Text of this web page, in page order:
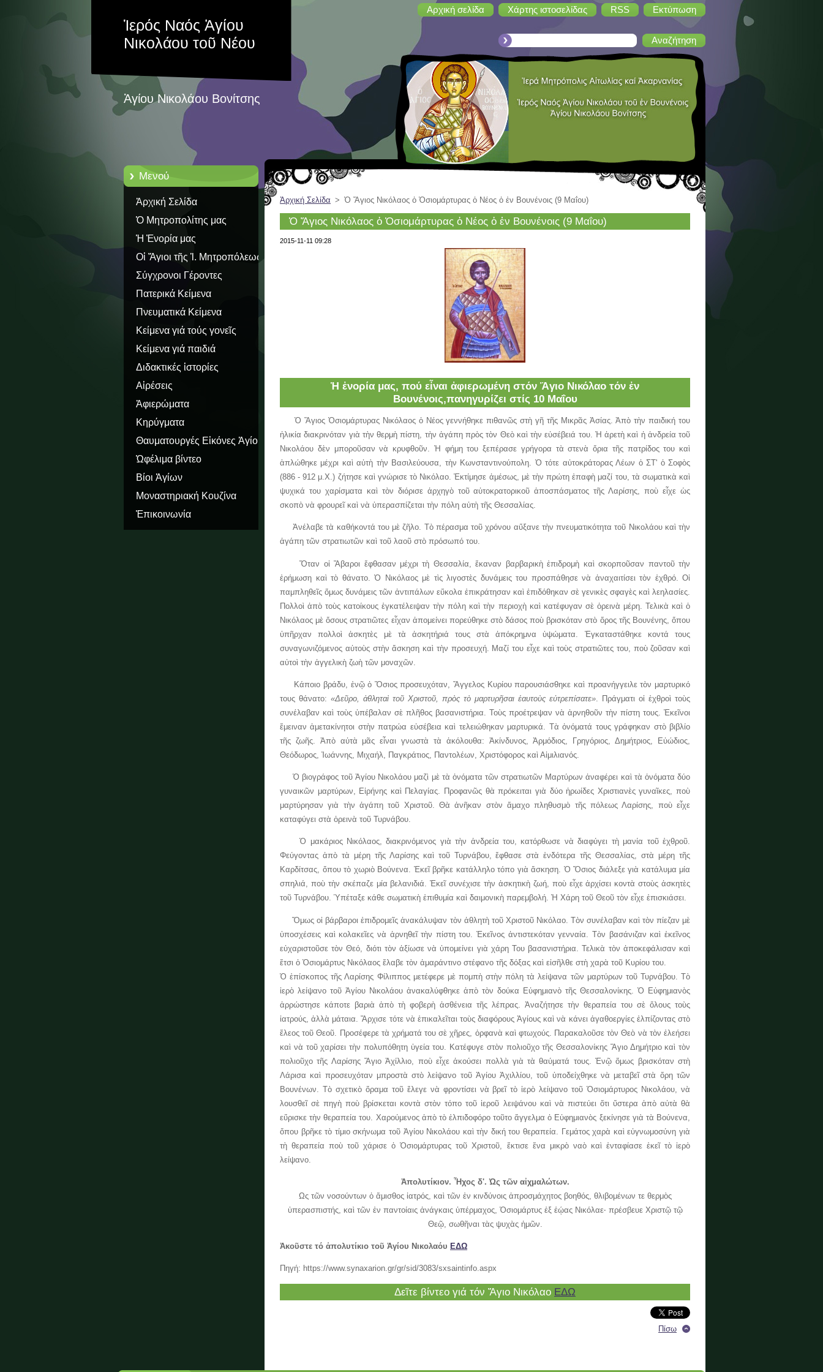
Αρχική σελίδα Χάρτης ιστοσελίδας RSS Εκτύπωση
Ἱερός Ναός Ἁγίου
Νικολάου τοῦ Νέου
Ἁγίου Νικολάου Βονίτσης
Μενού
Ἀρχική Σελίδα
Ὁ Μητροπολίτης μας
Ἡ Ἐνορία μας
Οἱ Ἅγιοι τῆς Ἱ. Μητροπόλεως
Σύγχρονοι Γέροντες
Πατερικά Κείμενα
Πνευματικά Κείμενα
Κείμενα γιά τούς γονεῖς
Κείμενα γιά παιδιά
Διδακτικές ἱστορίες
Αἱρέσεις
Ἀφιερώματα
Κηρύγματα
Θαυματουργές Εἰκόνες Ἁγίου
Ὅρους
Ὠφέλιμα βίντεο
Βίοι Ἁγίων
Μοναστηριακή Κουζίνα
Ἐπικοινωνία
Ἀρχική Σελίδα > Ὁ Ἅγιος Νικόλαος ὁ Ὁσιομάρτυρας ὁ Νέος ὁ ἐν Βουνένοις (9 Μαΐου)
Ὁ Ἅγιος Νικόλαος ὁ Ὁσιομάρτυρας ὁ Νέος ὁ ἐν Βουνένοις (9 Μαΐου)
2015-11-11 09:28
Ἡ ἐνορία μας, πού εἶναι ἀφιερωμένη στόν Ἅγιο Νικόλαο τόν ἐν
Βουνένοις,πανηγυρίζει στίς 10 Μαΐου
Ὁ Ἅγιος Ὁσιομάρτυρας Νικόλαος ὁ Νέος γεννήθηκε πιθανῶς στὴ γῆ τῆς Μικρᾶς Ἀσίας. Ἀπὸ τὴν παιδική του
ἡλικία διακρινόταν γιὰ τὴν θερμὴ πίστη, τὴν ἀγάπη πρὸς τὸν Θεὸ καὶ τὴν εὐσέβειά του. Ἡ ἀρετὴ καὶ ἡ ἀνδρεία τοῦ
Νικολάου δὲν μποροῦσαν νὰ κρυφθοῦν. Ἡ φήμη του ξεπέρασε γρήγορα τὰ στενὰ ὅρια τῆς πατρίδος του καὶ
ἁπλώθηκε μέχρι καὶ αὐτὴ τὴν Βασιλεύουσα, τὴν Κωνσταντινούπολη. Ὁ τότε αὐτοκράτορας Λέων ὁ ΣΤ' ὁ Σοφὸς
(886 - 912 μ.Χ.) ζήτησε καὶ γνώρισε τὸ Νικόλαο. Ἐκτίμησε ἀμέσως, μὲ τὴν πρώτη ἐπαφὴ μαζί του, τὰ σωματικὰ καὶ
ψυχικά του χαρίσματα καὶ τὸν διόρισε ἀρχηγὸ τοῦ αὐτοκρατορικοῦ ἀποσπάσματος τῆς Λαρίσης, ποὺ εἶχε ὡς
σκοπὸ νὰ φρουρεῖ καὶ νὰ ὑπερασπίζεται τὴν πόλη αὐτὴ τῆς Θεσσαλίας.
Ἀνέλαβε τὰ καθήκοντά του μὲ ζῆλο. Τὸ πέρασμα τοῦ χρόνου αὔξανε τὴν πνευματικότητα τοῦ Νικολάου καὶ τὴν
ἀγάπη τῶν στρατιωτῶν καὶ τοῦ λαοῦ στὸ πρόσωπό του.
Ὅταν οἱ Ἄβαροι ἔφθασαν μέχρι τὴ Θεσσαλία, ἔκαναν βαρβαρικὴ ἐπιδρομὴ καὶ σκορποῦσαν παντοῦ τὴν
ἐρήμωση καὶ τὸ θάνατο. Ὁ Νικόλαος μὲ τὶς λιγοστὲς δυνάμεις του προσπάθησε νὰ ἀναχαιτίσει τὸν ἐχθρό. Οἱ
παμπληθεῖς ὅμως δυνάμεις τῶν ἀντιπάλων εὔκολα ἐπικράτησαν καὶ ἐπιδόθηκαν σὲ γενικὲς σφαγὲς καὶ λεηλασίες.
Πολλοὶ ἀπὸ τοὺς κατοίκους ἐγκατέλειψαν τὴν πόλη καὶ τὴν περιοχὴ καὶ κατέφυγαν σὲ ὀρεινὰ μέρη. Τελικὰ καὶ ὁ
Νικόλαος μὲ ὅσους στρατιῶτες εἶχαν ἀπομείνει πορεύθηκε στὸ δάσος ποὺ βρισκόταν στὸ ὄρος τῆς Βουνένης, ὅπου
ὑπῆρχαν πολλοὶ ἀσκητὲς μὲ τὰ ἀσκητήριά τους στὰ ἀπόκρημνα ὑψώματα. Ἐγκαταστάθηκε κοντά τους
συναγωνιζόμενος αὐτοὺς στὴν ἄσκηση καὶ τὴν προσευχή. Μαζί του εἶχε καὶ τοὺς στρατιῶτες του, ποὺ ζοῦσαν καὶ
αὐτοὶ τὴν ἀγγελικὴ ζωὴ τῶν μοναχῶν.
Κάποιο βράδυ, ἐνῷ ὁ Ὅσιος προσευχόταν, Ἄγγελος Κυρίου παρουσιάσθηκε καὶ προανήγγειλε τὸν μαρτυρικό
τους θάνατο: «Δεῦρο, ἀθληταὶ τοῦ Χριστοῦ, πρὸς τὸ μαρτυρῆσαι ἑαυτοὺς εὐτρεπίσατε» . Πράγματι οἱ ἐχθροὶ τοὺς
συνέλαβαν καὶ τοὺς ὑπέβαλαν σὲ πλῆθος βασανιστήρια. Τοὺς προέτρεψαν νὰ ἀρνηθοῦν τὴν πίστη τους. Ἐκεῖνοι
ἔμειναν ἀμετακίνητοι στὴν πατρώα εὐσέβεια καὶ τελειώθηκαν μαρτυρικά. Τὰ ὀνόματά τους γράφηκαν στὸ βιβλίο
τῆς ζωῆς. Ἀπὸ αὐτὰ μᾶς εἶναι γνωστὰ τὰ ἀκόλουθα: Ἀκίνδυνος, Ἁρμόδιος, Γρηγόριος, Δημήτριος, Εὐώδιος,
Θεόδωρος, Ἰωάννης, Μιχαήλ, Παγκράτιος, Παντολέων, Χριστόφορος καὶ Αἰμιλιανός.
Ὁ βιογράφος τοῦ Ἁγίου Νικολάου μαζὶ μὲ τὰ ὀνόματα τῶν στρατιωτῶν Μαρτύρων ἀναφέρει καὶ τὰ ὀνόματα δύο
γυναικῶν μαρτύρων, Εἰρήνης καὶ Πελαγίας. Προφανῶς θὰ πρόκειται γιὰ δύο ἡρωίδες Χριστιανὲς γυναῖκες, ποὺ
μαρτύρησαν γιὰ τὴν ἀγάπη τοῦ Χριστοῦ. Θὰ ἀνῆκαν στὸν ἄμαχο πληθυσμὸ τῆς πόλεως Λαρίσης, ποὺ εἶχε
καταφύγει στὰ ὀρεινὰ τοῦ Τυρνάβου.
Ὁ μακάριος Νικόλαος, διακρινόμενος γιὰ τὴν ἀνδρεία του, κατόρθωσε νὰ διαφύγει τὴ μανία τοῦ ἐχθροῦ.
Φεύγοντας ἀπὸ τὰ μέρη τῆς Λαρίσης καὶ τοῦ Τυρνάβου, ἔφθασε στὰ ἐνδότερα τῆς Θεσσαλίας, στὰ μέρη τῆς
Καρδίτσας, ὅπου τὸ χωριὸ Βούνενα. Ἐκεῖ βρῆκε κατάλληλο τόπο γιὰ ἄσκηση. Ὁ Ὅσιος διάλεξε γιὰ κατάλυμα μία
σπηλιά, ποὺ τὴν σκέπαζε μία βελανιδιά. Ἐκεῖ συνέχισε τὴν ἀσκητικὴ ζωή, ποὺ εἶχε ἀρχίσει κοντὰ στοὺς ἀσκητὲς
τοῦ Τυρνάβου. Ὑπέταξε κάθε σωματικὴ ἐπιθυμία καὶ δαιμονικὴ παρεμβολή. Ἡ Χάρη τοῦ Θεοῦ τὸν εἶχε ἐπισκιάσει.
Ὅμως οἱ βάρβαροι ἐπιδρομεῖς ἀνακάλυψαν τὸν ἀθλητὴ τοῦ Χριστοῦ Νικόλαο. Τὸν συνέλαβαν καὶ τὸν πίεζαν μὲ
ὑποσχέσεις καὶ κολακεῖες νὰ ἀρνηθεῖ τὴν πίστη του. Ἐκεῖνος ἀντιστεκόταν γενναία. Τὸν βασάνιζαν καὶ ἐκεῖνος
εὐχαριστοῦσε τὸν Θεό, διότι τὸν ἀξίωσε νὰ ὑπομείνει γιὰ χάρη Του βασανιστήρια. Τελικὰ τὸν ἀποκεφάλισαν καὶ
ἔτσι ὁ Ὁσιομάρτυς Νικόλαος ἔλαβε τὸν ἀμαράντινο στέφανο τῆς δόξας καὶ εἰσῆλθε στὴ χαρὰ τοῦ Κυρίου του.
Ὁ ἐπίσκοπος τῆς Λαρίσης Φίλιππος μετέφερε μὲ πομπὴ στὴν πόλη τὰ λείψανα τῶν μαρτύρων τοῦ Τυρνάβου. Τὸ
ἱερὸ λείψανο τοῦ Ἁγίου Νικολάου ἀνακαλύφθηκε ἀπὸ τὸν δούκα Εὐφημιανὸ τῆς Θεσσαλονίκης. Ὁ Εὐφημιανὸς
ἀρρώστησε κάποτε βαριὰ ἀπὸ τὴ φοβερὴ ἀσθένεια τῆς λέπρας. Ἀναζήτησε τὴν θεραπεία του σὲ ὅλους τοὺς
ἰατρούς, ἀλλὰ μάταια. Ἄρχισε τότε νὰ ἐπικαλεῖται τοὺς διαφόρους Ἁγίους καὶ νὰ κάνει ἀγαθοεργίες ἐλπίζοντας στὸ
ἔλεος τοῦ Θεοῦ. Προσέφερε τὰ χρήματά του σὲ χῆρες, ὀρφανὰ καὶ φτωχούς. Παρακαλοῦσε τὸν Θεὸ νὰ τὸν ἐλεήσει
καὶ νὰ τοῦ χαρίσει τὴν πολυπόθητη ὑγεία του. Κατέφυγε στὸν πολιοῦχο τῆς Θεσσαλονίκης Ἅγιο Δημήτριο καὶ τὸν
πολιοῦχο τῆς Λαρίσης Ἅγιο Ἀχίλλιο, ποὺ εἶχε ἀκούσει πολλὰ γιὰ τὰ θαύματά τους. Ἐνῷ ὅμως βρισκόταν στὴ
Λάρισα καὶ προσευχόταν μπροστὰ στὸ λείψανο τοῦ Ἁγίου Ἀχιλλίου, τοῦ ὑποδείχθηκε νὰ μεταβεῖ στὰ ὄρη τῶν
Βουνένων. Τὸ σχετικὸ ὅραμα τοῦ ἔλεγε νὰ φροντίσει νὰ βρεῖ τὸ ἱερὸ λείψανο τοῦ Ὁσιομάρτυρος Νικολάου, νὰ
λουσθεῖ σὲ πηγὴ ποὺ βρίσκεται κοντὰ στὸν τόπο τοῦ ἱεροῦ λειψάνου καὶ νὰ πιστεύει ὅτι ὕστερα ἀπὸ αὐτὰ θὰ
εὕρισκε τὴν θεραπεία του. Χαρούμενος ἀπὸ τὸ ἐλπιδοφόρο τοῦτο ἄγγελμα ὁ Εὐφημιανὸς ξεκίνησε γιὰ τὰ Βούνενα,
ὅπου βρῆκε τὸ τίμιο σκήνωμα τοῦ Ἁγίου Νικολάου καὶ τὴν δική του θεραπεία. Γεμάτος χαρὰ καὶ εὐγνωμοσύνη γιὰ
τὴ θεραπεία ποὺ τοῦ χάρισε ὁ Ὁσιομάρτυρας τοῦ Χριστοῦ, ἔκτισε ἕνα μικρὸ ναὸ καὶ ἐνταφίασε ἐκεῖ τὸ ἱερὸ
λείψανο.
Ἀπολυτίκιον. Ἦχος δ'. Ὡς τῶν αἰχμαλώτων.
Ως τῶν νοσούντων ὁ ἄμισθος ἰατρός, καὶ τῶν ἐν κινδύνοις ἀπροσμάχητος βοηθός, θλιβομένων τε θερμὸς
ὑπερασπιστής, καὶ τῶν ἐν παντοίαις ἀνάγκαις ὑπέρμαχος, Ὁσιομάρτυς ἐξ ἑῴας Νικόλαε‧ πρέσβευε Χριστῷ τῷ
Θεῷ, σωθῆναι τὰς ψυχὰς ἡμῶν.
Ἀκοῦστε τό ἀπολυτίκιο τοῦ Ἁγίου Νικολαόυ ΕΔΩ
Πηγή: https://www.synaxarion.gr/gr/sid/3083/sxsaintinfo.aspx
Δεῖτε βίντεο γιά τόν Ἅγιο Νικόλαο ΕΔΩ
Πίσω